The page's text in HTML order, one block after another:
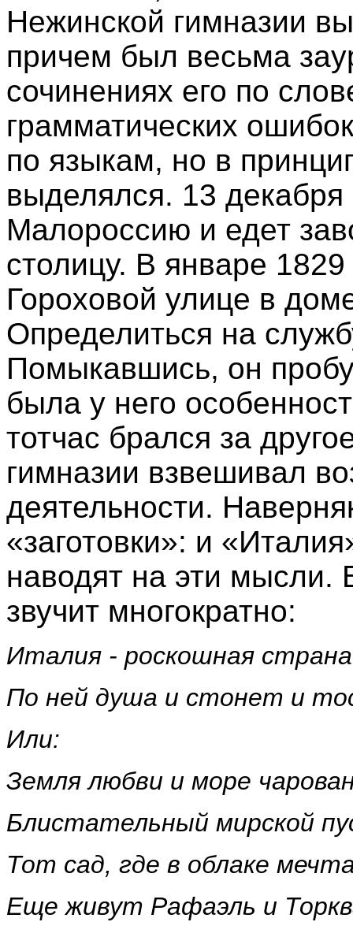
Нежинской гимназии
причем был весьма
сочинениях его по
грамматических
по языкам, но в
выделялся. 13 декабря
Малороссию и едет
столицу. В январе
Гороховой улице в
Определиться на
Помыкавшись, он
была у него
тотчас брался за
гимназии взвешивал
деятельности.
«заготовки»: и
наводят на эти мысли.
звучит многократно:
Италия - роскошная
По ней душа и стонет и
Или:
Земля любви и море
Блистательный мирской
Тот сад, где в облаке
Еще живут Рафаэль и